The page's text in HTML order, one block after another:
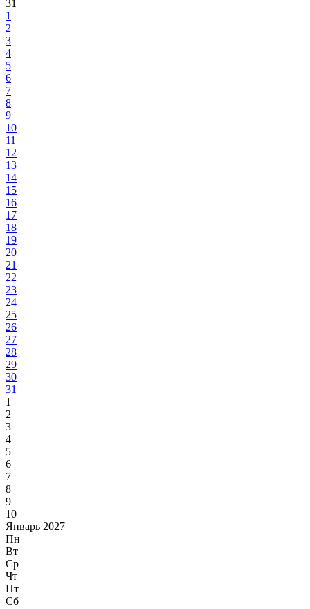
31
1
2
3
4
5
6
7
8
9
10
11
12
13
14
15
16
17
18
19
20
21
22
23
24
25
26
27
28
29
30
31
1
2
3
4
5
6
7
8
9
10
Январь 2027
Пн
Вт
Ср
Чт
Пт
Сб